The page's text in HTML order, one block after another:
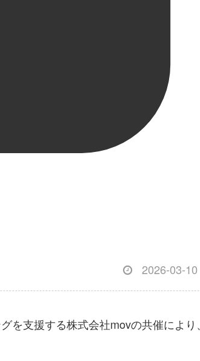
2026-03-10
支援する株式会社movの共催により、